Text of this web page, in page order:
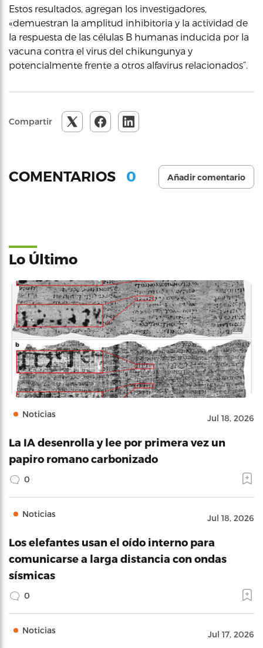
Estos resultados, agregan los investigadores,
«demuestran la amplitud inhibitoria y la actividad de
la respuesta de las células B humanas inducida por la
vacuna contra el virus del chikungunya y
potencialmente frente a otros alfavirus relacionados”.
Compartir
COMENTARIOS 0 Añadir comentario
Lo Último
Noticias Jul 18, 2026
La IA desenrolla y lee por primera vez un
papiro romano carbonizado
0
Noticias Jul 18, 2026
Los elefantes usan el oído interno para
comunicarse a larga distancia con ondas
sísmicas
0
Noticias Jul 17, 2026